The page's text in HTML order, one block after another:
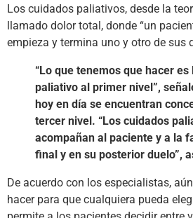
Los cuidados paliativos, desde la
llamado dolor total, donde “un
empieza y termina uno y otro de sus
“Lo que tenemos que hacer
paliativo al primer nivel”,
hoy en día se encuentran
tercer nivel. “Los cuidados
acompañan al paciente y a la
final y en su posterior duelo”,
De acuerdo con los especialistas,
hacer para que cualquiera pueda